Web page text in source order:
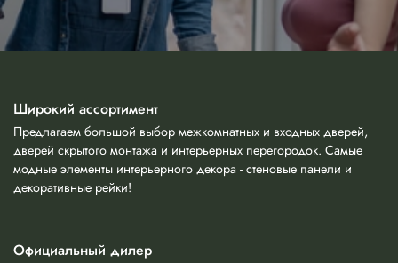
Широкий ассортимент
Предлагаем большой выбор межкомнатных и входных дверей,
дверей скрытого монтажа и интерьерных перегородок. Самые
модные элементы интерьерного декора - стеновые панели и
декоративные рейки!
Официальный дилер